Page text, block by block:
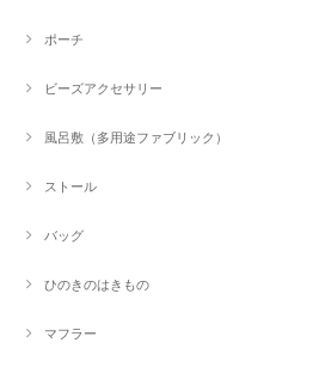
ポーチ
ビーズアクセサリー
風呂敷（多用途ファブリック）
ストール
バッグ
ひのきのはきもの
マフラー